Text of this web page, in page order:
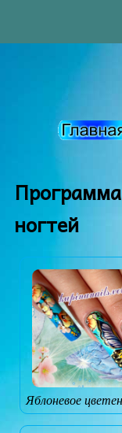
ногтей
Яблоневое